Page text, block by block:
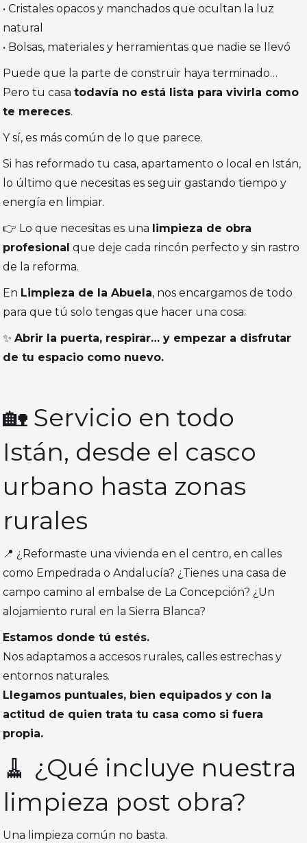
• Cristales opacos y manchados que ocultan la luz
natural
• Bolsas, materiales y herramientas que nadie se llevó
Puede que la parte de construir haya terminado…
Pero tu casatodavía no está lista para vivirla como
te mereces.
Y sí, es más común de lo que parece.
Si has reformado tu casa, apartamento o local en Istán,
lo último que necesitas es seguir gastando tiempo y
energía en limpiar.
👉 Lo que necesitas es una limpieza de obra
profesional que deje cada rincón perfecto y sin rastro
de la reforma.
En Limpieza de la Abuela, nos encargamos de todo
para que tú solo tengas que hacer una cosa:
✨Abrir la puerta, respirar… y empezar a disfrutar
de tu espacio como nuevo.
🏡 Servicio en todo
Istán, desde el casco
urbano hasta zonas
rurales
📍 ¿Reformaste una vivienda en el centro, en calles
como Empedrada o Andalucía? ¿Tienes una casa de
campo camino al embalse de La Concepción? ¿Un
alojamiento rural en la Sierra Blanca?
Estamos donde tú estés.
Nos adaptamos a accesos rurales, calles estrechas y
entornos naturales.
Llegamos puntuales, bien equipados y con la
actitud de quien trata tu casa como si fuera
propia.
🧹 ¿Qué incluye nuestra
limpieza post obra?
Una limpieza común no basta.